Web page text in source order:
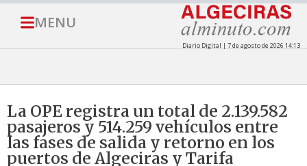
MENU
Diario Digital | 7 de agosto de 2026 14:13
La OPE registra un total de 2.139.582
pasajeros y 514.259 vehículos entre
las fases de salida y retorno en los
puertos de Algeciras y Tarifa